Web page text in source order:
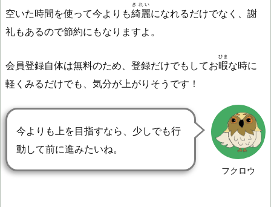
空いた時間を使って今よりも綺麗
きれい
になれるだけでなく、謝
礼もあるので節約にもなりますよ。
会員登録自体は無料のため、登録だけでもしてお暇
ひま
な時に
軽くみるだけでも、気分が上がりそうです！
フクロウ
今よりも上を目指すなら、少しでも行
動して前に進みたいね。